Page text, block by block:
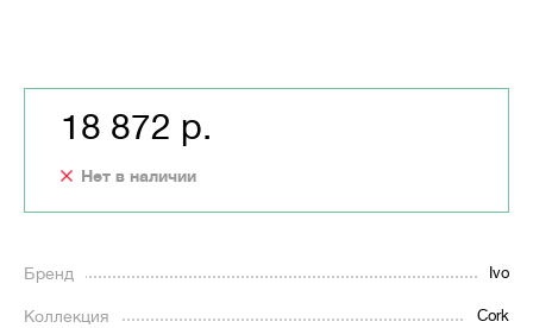
Бренд Ivo
Коллекция Cork
18 872 р.
Нет в наличии